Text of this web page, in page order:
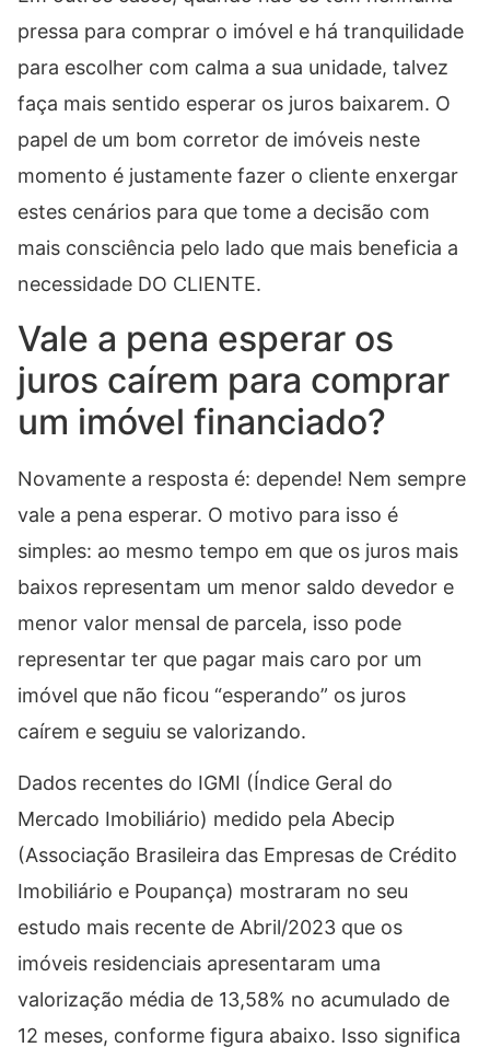
pressa para comprar o imóvel e há tranquilidade
para escolher com calma a sua unidade, talvez
faça mais sentido esperar os juros baixarem. O
papel de um bom corretor de imóveis neste
momento é justamente fazer o cliente enxergar
estes cenários para que tome a decisão com
mais consciência pelo lado que mais beneficia a
necessidade DO CLIENTE.
Vale a pena esperar os
juros caírem para comprar
um imóvel financiado?
Novamente a resposta é: depende! Nem sempre
vale a pena esperar. O motivo para isso é
simples: ao mesmo tempo em que os juros mais
baixos representam um menor saldo devedor e
menor valor mensal de parcela, isso pode
representar ter que pagar mais caro por um
imóvel que não ficou “esperando” os juros
caírem e seguiu se valorizando.
Dados recentes do IGMI (Índice Geral do
Mercado Imobiliário) medido pela Abecip
(Associação Brasileira das Empresas de Crédito
Imobiliário e Poupança) mostraram no seu
estudo mais recente de Abril/2023 que os
imóveis residenciais apresentaram uma
valorização média de 13,58% no acumulado de
12 meses, conforme figura abaixo. Isso significa